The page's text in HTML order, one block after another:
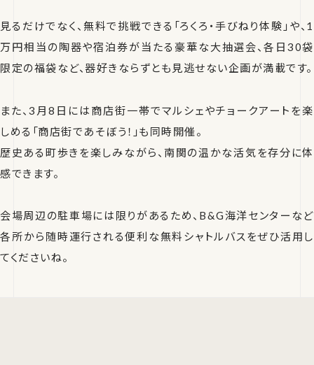
見るだけでなく、無料で挑戦できる「ろくろ・手びねり体験」や、1
万円相当の陶器や宿泊券が当たる豪華な大抽選会、各日30袋
限定の福袋など、器好きならずとも見逃せない企画が満載です。
また、3月8日には商店街一帯でマルシェやチョークアートを楽
しめる「商店街であそぼう！」も同時開催。
歴史ある町歩きを楽しみながら、南関の温かな活気を存分に体
感できます。
会場周辺の駐車場には限りがあるため、B&G海洋センターなど
各所から随時運行される便利な無料シャトルバスをぜひ活用し
てくださいね。